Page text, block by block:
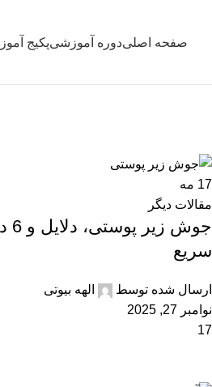
صفحه اصلیدوره آموزشیپکیج
17 مه
مقالات دیگر
سریع
ارسال شده توسط
الهه بیوتی
نوامبر 27, 2025
17